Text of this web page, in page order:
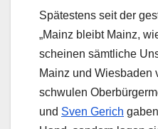
Spätestens seit der
„Mainz bleibt Mainz,
scheinen sämtliche
Mainz und Wiesbaden
schwulen
und Sven Gerich